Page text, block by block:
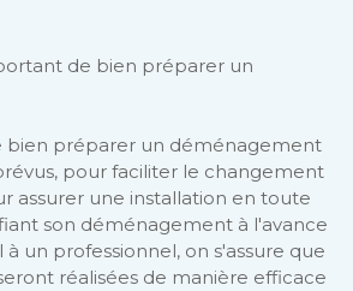
de bien préparer un
bien préparer un déménagement
pour faciliter le changement
assurer une installation en toute
son déménagement à l'avance
un professionnel, on s'assure que
réalisées de manière efficace